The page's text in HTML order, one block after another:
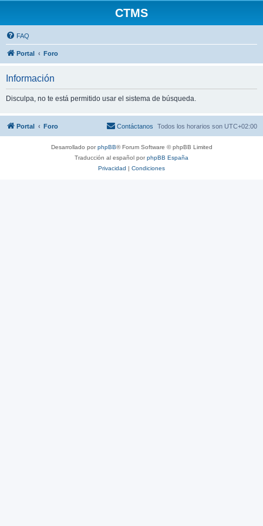
CTMS
FAQ
Portal Foro
Información
Disculpa, no te está permitido usar el sistema de búsqueda.
Portal Foro Todos los horarios son UTC+02:00
Contáctanos
Desarrollado porphpBB® Forum Software © phpBB Limited
Traducción al español porphpBB España
Privacidad | Condiciones